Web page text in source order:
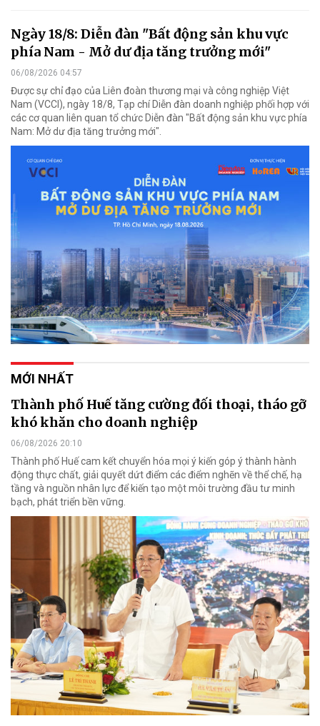
Ngày 18/8: Diễn đàn "Bất động sản khu vực
phía Nam - Mở dư địa tăng trưởng mới"
06/08/2026 04:57
Được sự chỉ đạo của Liên đoàn thương mại và công nghiệp Việt
Nam (VCCI), ngày 18/8, Tạp chí Diễn đàn doanh nghiệp phối hợp với
các cơ quan liên quan tổ chức Diễn đàn "Bất động sản khu vực phía
Nam: Mở dư địa tăng trưởng mới".
MỚI NHẤT
Thành phố Huế tăng cường đối thoại, tháo gỡ
khó khăn cho doanh nghiệp
06/08/2026 20:10
Thành phố Huế cam kết chuyển hóa mọi ý kiến góp ý thành hành
động thực chất, giải quyết dứt điểm các điểm nghẽn về thể chế, hạ
tầng và nguồn nhân lực để kiến tạo một môi trường đầu tư minh
bạch, phát triển bền vững.